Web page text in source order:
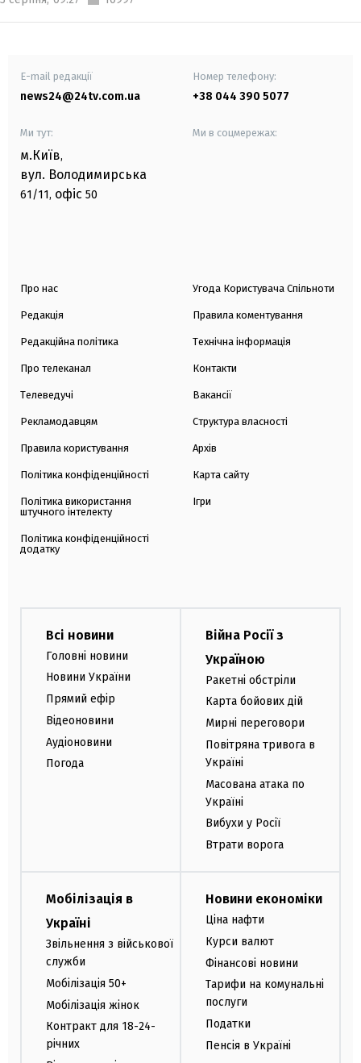
E-mail редакції
news24@24tv.com.ua
Номер телефону:
+38 044 390 5077
Ми тут:
м.Київ,
вул. Володимирська
61/11, офіс 50
Ми в соцмережах:
Про нас
Редакція
Редакційна політика
Про телеканал
Телеведучі
Рекламодавцям
Правила користування
Політика конфіденційності
Політика використання
штучного інтелекту
Політика конфіденційності
додатку
Угода Користувача Спільноти
Правила коментування
Технічна інформація
Контакти
Вакансії
Структура власності
Архів
Карта сайту
Ігри
Всі новини
Головні новини
Новини України
Прямий ефір
Відеоновини
Аудіоновини
Погода
Війна Росії з
Україною
Ракетні обстріли
Карта бойових дій
Мирні переговори
Повітряна тривога в
Україні
Масована атака по
Україні
Вибухи у Росії
Втрати ворога
Мобілізація в
Україні
Звільнення з військової
служби
Мобілізація 50+
Мобілізація жінок
Контракт для 18-24-
річних
Новини економіки
Ціна нафти
Курси валют
Фінансові новини
Тарифи на комунальні
послуги
Податки
Пенсія в Україні